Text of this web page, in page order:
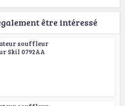
être intéressé
souffleur
Skil 0792AA